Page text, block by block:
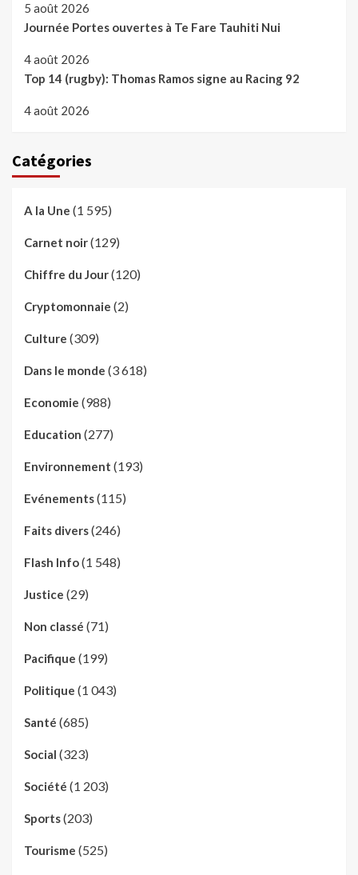
5 août 2026
Journée Portes ouvertes à Te Fare Tauhiti Nui
4 août 2026
Top 14 (rugby): Thomas Ramos signe au Racing 92
4 août 2026
Catégories
A la Une (1 595)
Carnet noir(129)
Chiffre du Jour(120)
Cryptomonnaie (2)
Culture (309)
Dans le monde (3 618)
Economie (988)
Education (277)
Environnement (193)
Evénements(115)
Faits divers(246)
Flash Info(1 548)
Justice (29)
Non classé (71)
Pacifique (199)
Politique (1 043)
Santé (685)
Social (323)
Société (1 203)
Sports(203)
Tourisme (525)